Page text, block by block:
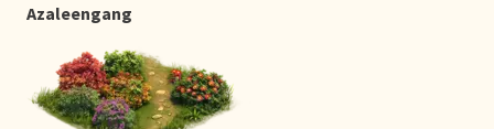
Azaleengang